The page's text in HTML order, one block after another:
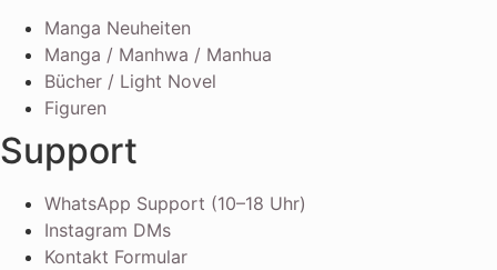
Manga Neuheiten
Manga / Manhwa / Manhua
Bücher / Light Novel
Figuren
Support
WhatsApp Support (10–18 Uhr)
Instagram DMs
Kontakt Formular